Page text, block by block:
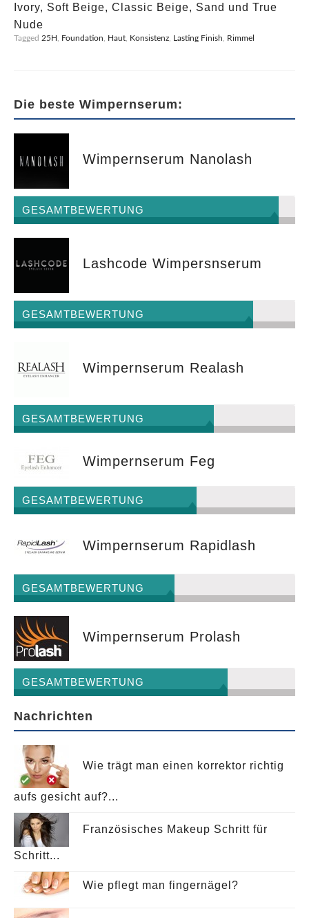
Ivory, Soft Beige, Classic Beige, Sand und True
Nude
Tagged 25H Foundation Haut Konsistenz Lasting Finish Rimmel
Die beste Wimpernserum:
Wimpernserum Nanolash
GESAMTBEWERTUNG
Lashcode Wimpersnserum
GESAMTBEWERTUNG
Wimpernserum Realash
GESAMTBEWERTUNG
Wimpernserum Feg
GESAMTBEWERTUNG
Wimpernserum Rapidlash
GESAMTBEWERTUNG
Wimpernserum Prolash
GESAMTBEWERTUNG
Nachrichten
Wie trägt man einen korrektor richtig
aufs gesicht auf?...
Französisches Makeup Schritt für
Schritt...
Wie pflegt man fingernägel?